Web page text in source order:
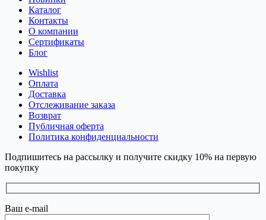
Каталог
Контакты
О компании
Сертификаты
Блог
Wishlist
Оплата
Доставка
Отслеживание заказа
Возврат
Публичная оферта
Политика конфиденциальности
Подпишитесь на рассылку и получите скидку 10% на первую
покупку
Ваш e-mail